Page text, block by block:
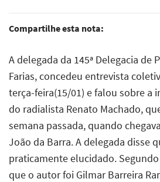
Compartilhe esta nota:
A delegada da 145ª Delegacia de
Farias, concedeu entrevista
terça-feira(15/01) e falou sobre a
do radialista Renato Machado,
semana passada, quando
João da Barra. A delegada disse
praticamente elucidado.
que o autor foi Gilmar Barreira